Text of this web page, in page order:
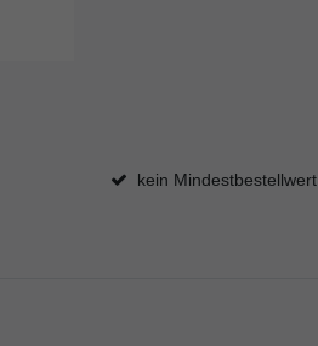
kein Mindestbestellwert